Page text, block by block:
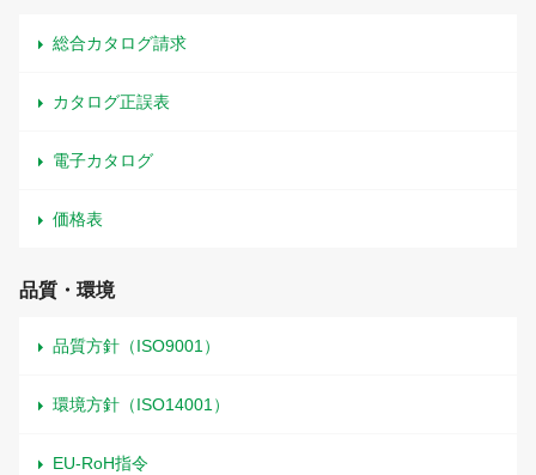
総合カタログ請求
カタログ正誤表
電子カタログ
価格表
品質・環境
品質方針（ISO9001）
環境方針（ISO14001）
EU-RoH指令